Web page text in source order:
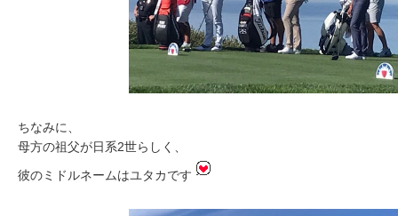
ちなみに、
母方の祖父が日系2世らしく、
彼のミドルネームはユタカです